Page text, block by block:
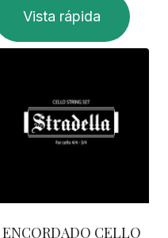
Vista rápida
ENCORDADO CELLO